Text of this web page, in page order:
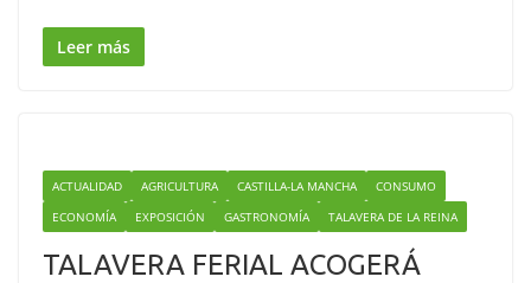
Leer más
ACTUALIDAD AGRICULTURA CASTILLA-LA MANCHA
CONSUMO
ECONOMÍA
EXPOSICIÓN GASTRONOMÍA TALAVERA DE LA REINA
TALAVERA FERIAL ACOGERÁ